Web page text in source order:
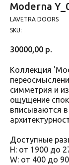
Moderna
LAVETRA DOORS
SKU:
30000,00 р.
Коллекция
симметрия и
ощущение
вписываются
Доступные
H: от 1900 до
W: от 400 до